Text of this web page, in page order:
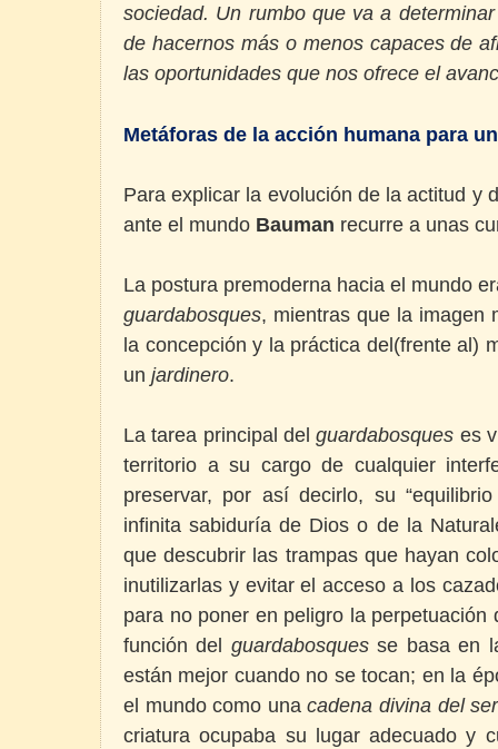
sociedad. Un rumbo que va a
de hacernos más o menos capaces de
las oportunidades que nos ofrece el
Metáforas de la acción humana para
Para explicar la evolución de la actitud y
ante el mundo Bauman recurre a unas
La postura premoderna hacia el mundo
guardabosques, mientras que la imagen
la concepción y la práctica del(frente al)
un jardinero.
La tarea principal delguardabosques es
territorio a su cargo de cualquier
preservar, por así decirlo, su
infinita sabiduría de Dios o de la
que descubrir las trampas que hayan
inutilizarlas y evitar el acceso a los
para no poner en peligro la perpetuación
función del guardabosquesse basa en
están mejor cuando no se tocan; en la
el mundo como unacadena divina del ser
criatura ocupaba su lugar adecuado y